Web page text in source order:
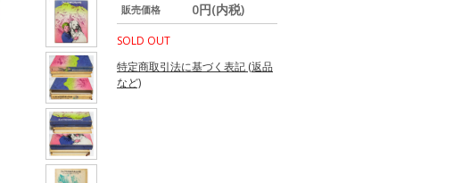
販売価格 0円(内税)
SOLD OUT
特定商取引法に基づく表記 (返品
など)